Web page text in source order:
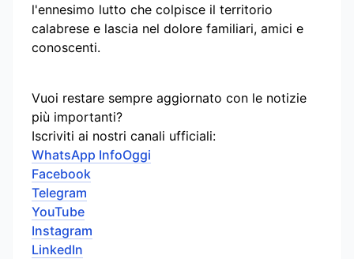
l'ennesimo lutto che colpisce il territorio
calabrese e lascia nel dolore familiari, amici e
conoscenti.
Vuoi restare sempre aggiornato con le notizie
più importanti?
Iscriviti ai nostri canali ufficiali:
WhatsApp InfoOggi
Facebook
Telegram
YouTube
Instagram
LinkedIn